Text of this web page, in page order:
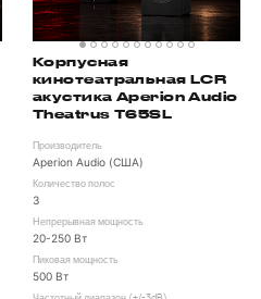
Корпусная
кинотеатральная LCR
акустика Aperion Audio
Theatrus T65SL
Производитель
Aperion Audio (США)
Количество полос
3
Непрерывная мощность
20-250 Вт
Пиковая мощность
500 Вт